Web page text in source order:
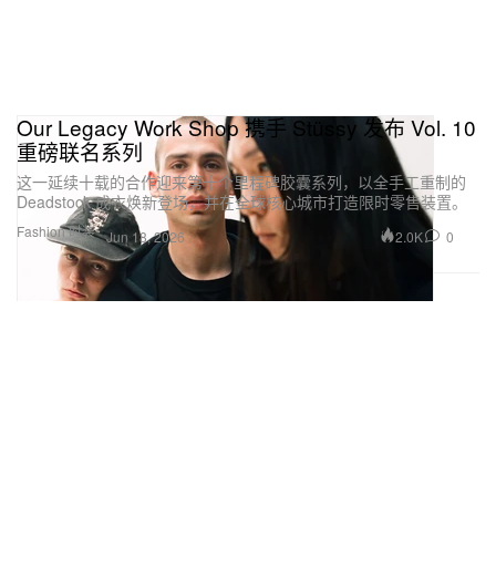
Fashion 时装
Our Legacy Work Shop 携手 Stüssy 发布 Vol. 10
重磅联名系列
这一延续十载的合作迎来第十个里程碑胶囊系列，以全手工重制的
Deadstock 成衣焕新登场，并在全球核心城市打造限时零售装置。
Jun 18, 2026 2.0K 0